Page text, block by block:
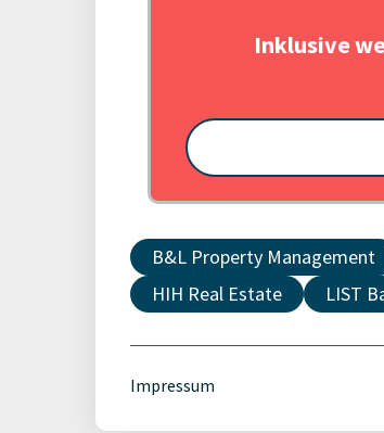
Inklusive
B&L Property Management
HIH Real Estate
LIST
Impressum